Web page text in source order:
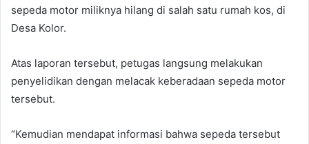
sepeda motor miliknya hilang di salah satu rumah kos, di
Desa Kolor.
Atas laporan tersebut, petugas langsung melakukan
penyelidikan dengan melacak keberadaan sepeda motor
tersebut.
“Kemudian mendapat informasi bahwa sepeda tersebut